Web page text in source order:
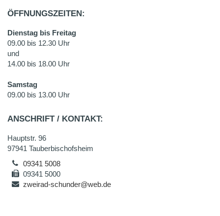
ÖFFNUNGSZEITEN:
Dienstag bis Freitag
09.00 bis 12.30 Uhr
und
14.00 bis 18.00 Uhr
Samstag
09.00 bis 13.00 Uhr
ANSCHRIFT / KONTAKT:
Hauptstr. 96
97941 Tauberbischofsheim
09341 5008
09341 5000
zweirad-schunder@web.de